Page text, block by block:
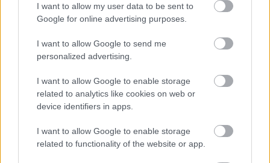
I want to allow my user data to be sent to
Google for online advertising purposes.
I want to allow Google to send me
personalized advertising.
I want to allow Google to enable storage
related to analytics like cookies on web or
device identifiers in apps.
I want to allow Google to enable storage
related to functionality of the website or app.
tölteni, illetve, ha lesz rá lehetősége, akkor jól
Csányi Sándor MLSZ-elnök elárulta
elképzelhető, hogy a 2025/26-os idénytől
változik az NB I lebonyolítása. Neked melyik
formátumú NB I tetszene a legjobban?
KATTINTS
ÉS SZAVAZZ ITT!